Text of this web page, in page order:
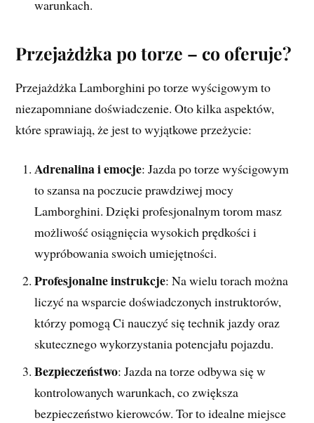
warunkach.
Przejażdżka po torze – co oferuje?
Przejażdżka Lamborghini po torze wyścigowym to
niezapomniane doświadczenie. Oto kilka aspektów,
które sprawiają, że jest to wyjątkowe przeżycie:
Adrenalina i emocje: Jazda po torze wyścigowym
to szansa na poczucie prawdziwej mocy
Lamborghini. Dzięki profesjonalnym torom masz
możliwość osiągnięcia wysokich prędkości i
wypróbowania swoich umiejętności.
Profesjonalne instrukcje: Na wielu torach można
liczyć na wsparcie doświadczonych instruktorów,
którzy pomogą Ci nauczyć się technik jazdy oraz
skutecznego wykorzystania potencjału pojazdu.
Bezpieczeństwo: Jazda na torze odbywa się w
kontrolowanych warunkach, co zwiększa
bezpieczeństwo kierowców. Tor to idealne miejsce